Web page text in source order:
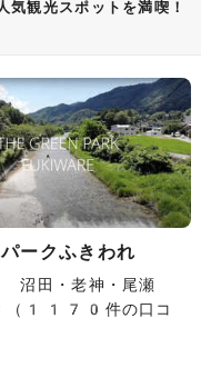
気観光スポットを満喫！
ークふきわれ
田・老神・尾瀬
1170件の口コ